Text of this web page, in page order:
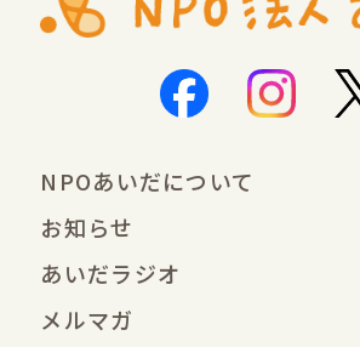
NPOあいだについて
お知らせ
あいだラジオ
メルマガ